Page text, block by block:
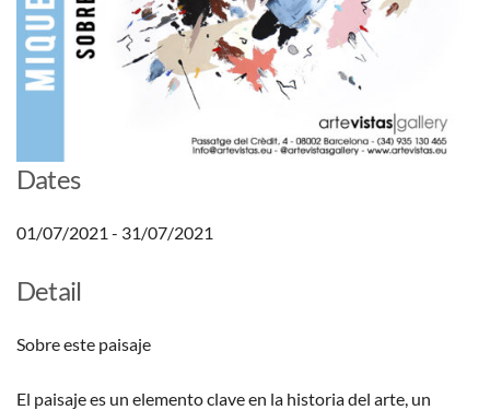
Dates
01/07/2021 - 31/07/2021
Detail
Sobre este paisaje
El paisaje es un elemento clave en la historia del arte, un